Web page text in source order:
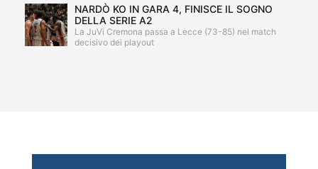
NARDÒ KO IN GARA 4, FINISCE IL SOGNO
DELLA SERIE A2
La JuVi Cremona passa a Lecce (73-85) nel match
decisivo dei playout